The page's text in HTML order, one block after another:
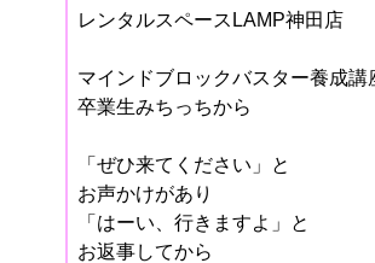
レンタルスペースLAMP神田店
マインドブロックバスター養成講
卒業生みちっちから
「ぜひ来てください」と
お声かけがあり
「はーい、行きますよ」と
お返事してから